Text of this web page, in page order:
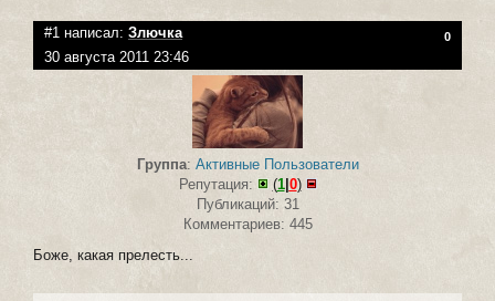
#1 написал: Злючка 0
30 августа 2011 23:46
Группа: Активные Пользователи
Репутация:
(1| 0)
Публикаций: 31
Комментариев: 445
Боже, какая прелесть...